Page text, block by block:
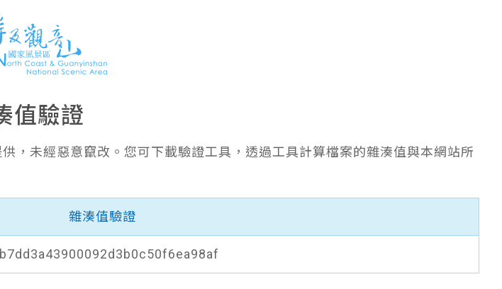
值驗證
，未經惡意竄改。您可下載驗證工具，透過工具計算檔案的雜湊值與本網站所
雜湊值驗證